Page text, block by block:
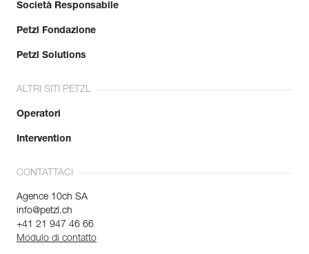
Società Responsabile
Petzl Fondazione
Petzl Solutions
ALTRI SITI PETZL
Operatori
Intervention
CONTATTACI
Agence 10ch SA
info@petzl.ch
+41 21 947 46 66
Modulo di contatto